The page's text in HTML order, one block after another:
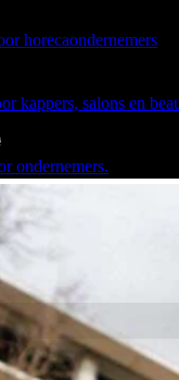
horecaondernemers
kappers, salons en
ondernemers.